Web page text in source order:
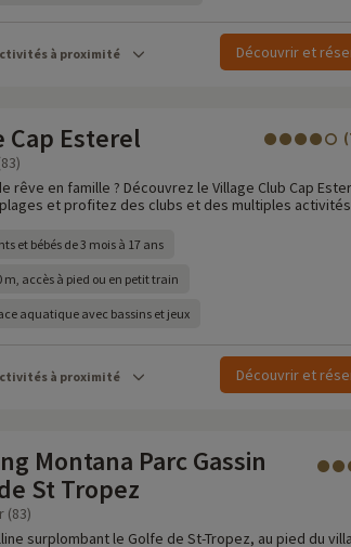
à proximité Découvrir et
Cap Esterel
rêve en famille ? Découvrez le Village Club Cap
et profitez des clubs et des multiples activités
et bébés de 3 mois à 17 ans
m, accès à pied ou en petit train
aquatique avec bassins et jeux
à proximité Découvrir et
Montana Parc Gassin
St Tropez
(83)
surplombant le Golfe de St-Tropez, au pied du